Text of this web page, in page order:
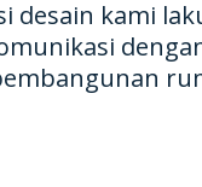
desain kami